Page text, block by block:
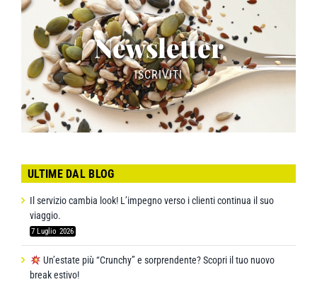
Newsletter
ISCRIVITI
ULTIME DAL BLOG
Il servizio cambia look! L’impegno verso i clienti continua il suo
viaggio.
7 Luglio 2026
Un’estate più “Crunchy” e sorprendente? Scopri il tuo nuovo
break estivo!